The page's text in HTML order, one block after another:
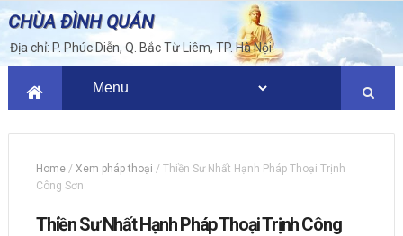
CHÙA ĐÌNH QUÁN
Địa chỉ: P. Phúc Diễn, Q. Bắc Từ Liêm, TP. Hà Nội
Home / Xem pháp thoại / Thiền Sư Nhất Hạnh Pháp Thoại Trịnh
Công Sơn
Thiền Sư Nhất Hạnh Pháp Thoại Trịnh Công